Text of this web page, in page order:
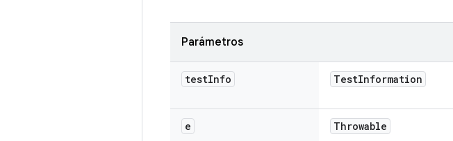
Parámetros
testInfo TestInformation
e Throwable